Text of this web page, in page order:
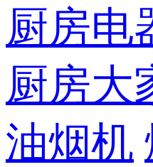
厨房电
厨房大
油烟机